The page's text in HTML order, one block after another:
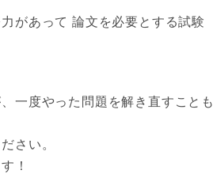
があって 論文を必要とする試験
一度やった問題を解き直すことも
さい。
！